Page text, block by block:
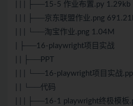
| | | ├──15-5 作业布置.py 1.29kb
| | | ├──京东联盟作业.png
| | | └──淘宝作业.png 1.04M
| ├──16-playwright项目实战
| | ├──PPT
| | | └──16-playwright项目实战
| | └──代码
| | | ├──16-1 playwright终极模板